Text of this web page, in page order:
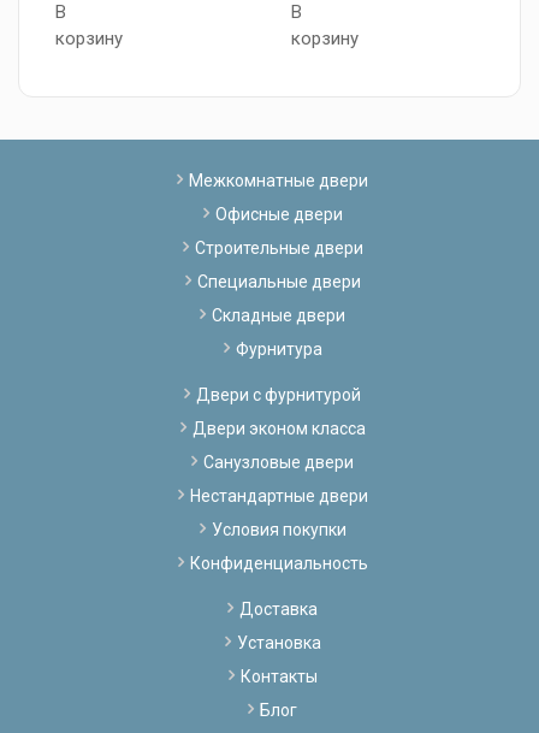
В
корзину
В
корзину
Межкомнатные двери
Офисные двери
Строительные двери
Специальные двери
Складные двери
Фурнитура
Двери с фурнитурой
Двери эконом класса
Санузловые двери
Нестандартные двери
Условия покупки
Конфиденциальность
Доставка
Установка
Контакты
Блог